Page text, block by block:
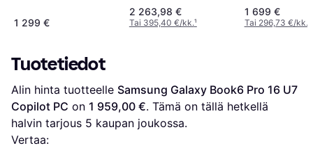
1 299 €
21Q6001FMX
2 263,98 €
Tai 395,40 €/kk.¹
1 699 €
Tai 296,73 €/kk.
Tuotetiedot
Alin hinta tuotteelle Samsung Galaxy Book6 Pro 16 U7
Copilot PC on 1 959,00 €. Tämä on tällä hetkellä
halvin tarjous 5 kaupan joukossa.
Vertaa: